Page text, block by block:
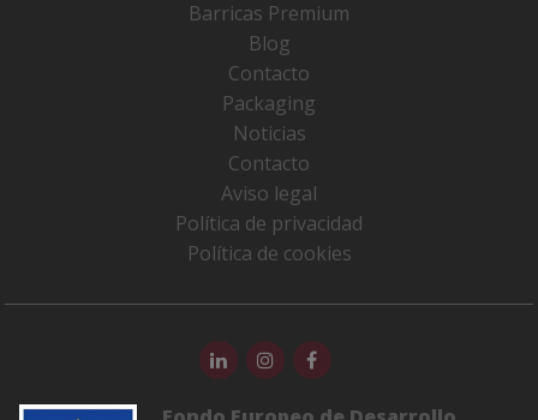
Barricas Premium
Blog
Contacto
Packaging
Noticias
Contacto
Aviso legal
Política de privacidad
Política de cookies